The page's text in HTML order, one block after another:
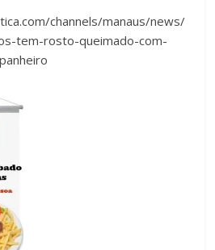
channels/manaus/news/
tem-rosto-queimado-com-